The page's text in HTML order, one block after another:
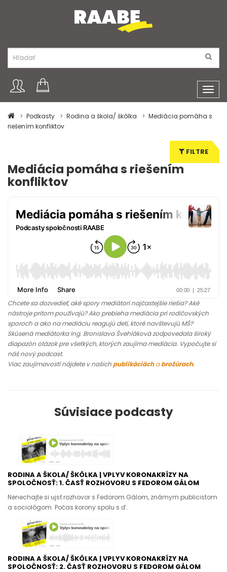
Podkasty
Rodina a škola/ škôlka
Mediácia pomáha s
riešením konfliktov
FILTRE
Mediácia pomáha s riešením
konfliktov
Chcete sa dozvedieť, aké spory mediátori najčastejšie riešia? Aké
nástroje pritom používajú? Ako prebieha mediácia pri rodičovských
sporoch a ako na mediáciu reagujú deti, ktoré navštevujú MŠ?
Skúsená mediátorka Ing. Bronislava Švehláková zodpovedala široký
diapazón otázok pre všetkých, ktorých zaujíma mediácia. Vypočujte si
náš nový podcast.
Viac zaujímavostí nájdete v našichpublikáciách abrožúrach.
Súvisiace podcasty
RODINA A ŠKOLA/ ŠKÔLKA | VPLYV KORONAKRÍZY NA
SPOLOČNOSŤ: 1. ČASŤ ROZHOVORU S FEDOROM GÁLOM
Nenechajte si ujsť rozhovor s Fedorom Gálom, známym publicistom
a sociológom. Počas korony spolu s ď..
RODINA A ŠKOLA/ ŠKÔLKA | VPLYV KORONAKRÍZY NA
SPOLOČNOSŤ: 2. ČASŤ ROZHOVORU S FEDOROM GÁLOM